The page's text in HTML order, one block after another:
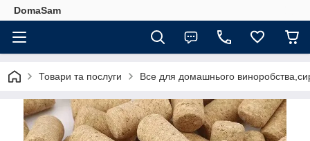
DomaSam
Товари та послуги Все для домашнього